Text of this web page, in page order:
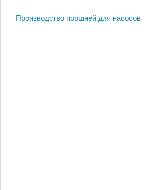
Производство поршней для насосов